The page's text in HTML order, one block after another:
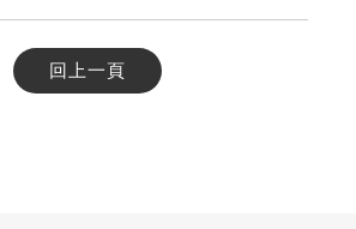
回上一頁